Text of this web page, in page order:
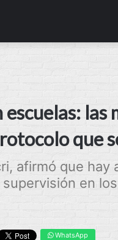
las
que
afirmó que hay
en
WhatsApp